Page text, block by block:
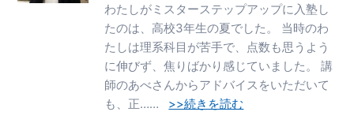
わたしがミスターステップアップに入塾し
たのは、高校3年生の夏でした。 当時のわ
たしは理系科目が苦手で、点数も思うよう
に伸びず、焦りばかり感じていました。 講
師のあべさんからアドバイスをいただいて
も、正…… >>続きを読む